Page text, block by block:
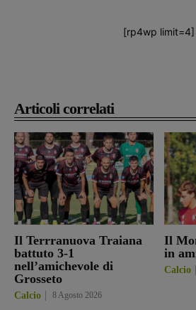
Articoli correlati
Il Terrranuova Traiana
battuto 3-1
nell’amichevole di
Grosseto
Calcio 8 Agosto 2026
Il
in
Calcio
[rp4wp limit=4]